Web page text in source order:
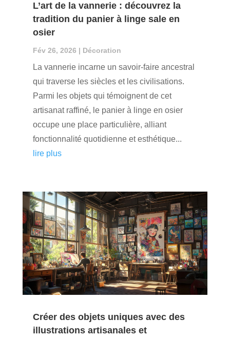
L’art de la vannerie : découvrez la
tradition du panier à linge sale en
osier
Fév 26, 2026 | Décoration
La vannerie incarne un savoir-faire ancestral
qui traverse les siècles et les civilisations.
Parmi les objets qui témoignent de cet
artisanat raffiné, le panier à linge en osier
occupe une place particulière, alliant
fonctionnalité quotidienne et esthétique...
lire plus
Créer des objets uniques avec des
illustrations artisanales et